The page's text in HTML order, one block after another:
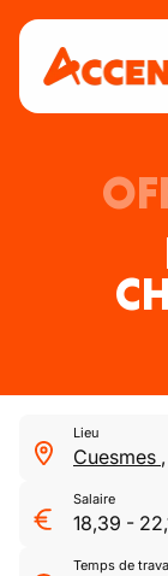
Lieu
Cuesmes ,
Salaire
18,39 -
Temps de